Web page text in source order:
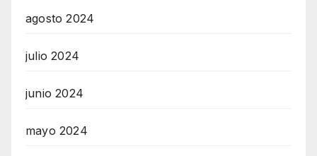
agosto 2024
julio 2024
junio 2024
mayo 2024